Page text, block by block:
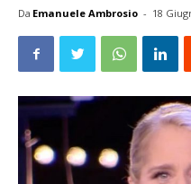
Da Emanuele Ambrosio - 18